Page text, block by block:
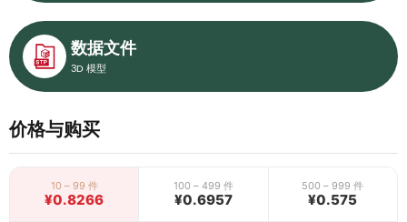
数据文件
3D 模型
价格与购买
10 – 99 件
¥0.8266
100 – 499 件
¥0.6957
500 – 999 件
¥0.575